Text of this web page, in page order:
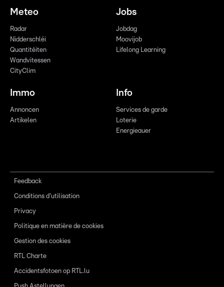
Meteo
Radar
Nidderschléi
Quantitéiten
Wandvitessen
CityClim
Jobs
Jobdag
Moovijob
Lifelong Learning
Immo
Annoncen
Artikelen
Info
Services de garde
Loterie
Energieauer
Feedback
Conditions d'utilisation
Privacy
Politique en matière de cookies
Gestion des cookies
RTL Charte
Accidentsfotoen op RTL.lu